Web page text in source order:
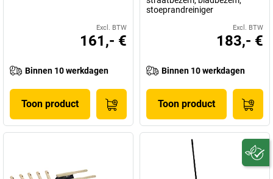
Excl. BTW
161,- €
Binnen 10 werkdagen
Toon product
stoeprandreiniger
Excl. BTW
183,- €
Binnen 10 werkdagen
Toon product